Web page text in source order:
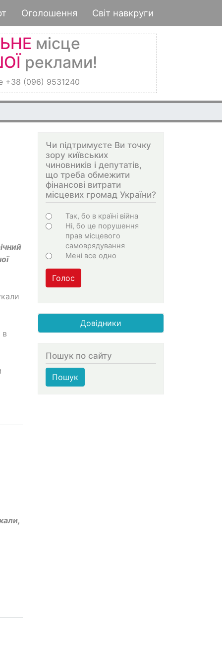
Оголошення Світ навкруги
місце
реклами!
+38 (096) 9531240
в
Чи підтримуєте Ви точку
зору київських
чиновників і депутатів,
що треба обмежити
фінансові витрати
місцевих громад України?
Варіанти
Так, бо в країні війна
Ні, бо це порушення
прав місцевого
самоврядування
Мені все одно
Голос
Довідники
Пошук по сайту
Пошук